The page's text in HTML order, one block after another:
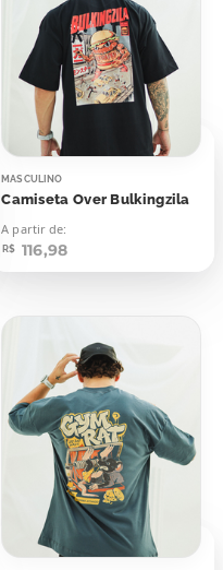
MASCULINO
Camiseta Over Bulkingzila
A partir de:
R$ 116,98